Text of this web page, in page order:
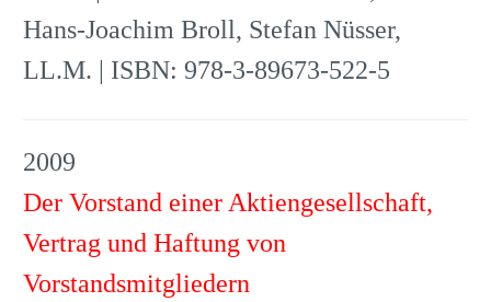
Hans-Joachim Broll, Stefan Nüsser,
LL.M. | ISBN: 978-3-89673-522-5
2009
Der Vorstand einer Aktiengesellschaft,
Vertrag und Haftung von
Vorstandsmitgliedern